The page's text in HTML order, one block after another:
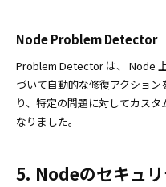
Node Problem Detector
Problem Detector は、 Node
づいて自動的な修復アクショ
り、特定の問題に対してカス
なりました。
5. Nodeのセキュ